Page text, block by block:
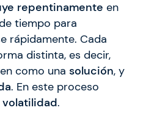
repentinamente en
tiempo para
rápidamente. Cada
distinta, es decir,
como una solución, y
. En este proceso
volatilidad.